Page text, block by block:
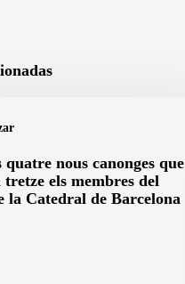
quatre nous canonges que
els membres del
la Catedral de Barcelona